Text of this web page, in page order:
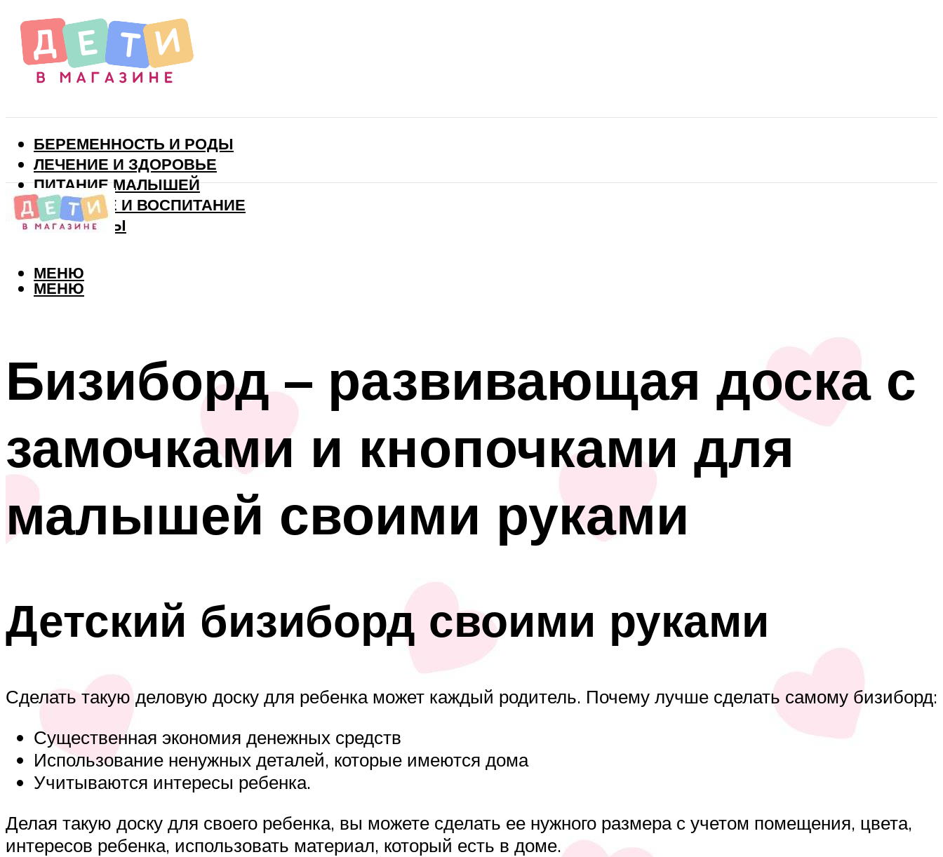
БЕРЕМЕННОСТЬ И РОДЫ
ЛЕЧЕНИЕ И ЗДОРОВЬЕ
ПИТАНИЕ МАЛЫШЕЙ
РАЗВИТИЕ И ВОСПИТАНИЕ
ВИТАМИНЫ
МЕНЮ
МЕНЮ
Бизиборд – развивающая доска с
замочками и кнопочками для
малышей своими руками
Детский бизиборд своими руками
Сделать такую деловую доску для ребенка может каждый родитель. Почему лучше сделать самому бизиборд:
Существенная экономия денежных средств
Использование ненужных деталей, которые имеются дома
Учитываются интересы ребенка.
Делая такую доску для своего ребенка, вы можете сделать ее нужного размера с учетом помещения, цвета,
интересов ребенка, использовать материал, который есть в доме.